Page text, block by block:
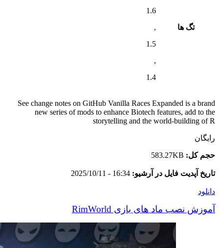
تگ ها
1.6
,
1.5
,
1.4
See change notes on GitHub Vanilla Races Expanded is a brand
new series of mods to enhance Biotech features, add to the
storytelling and the world-building of R
رایگان
حجم کل: 583.27KB
تاریخ آپدیت فایل در آرشیو: 16:34 - 2025/10/11
دانلود
آموزش نصب ماد های بازی RimWorld